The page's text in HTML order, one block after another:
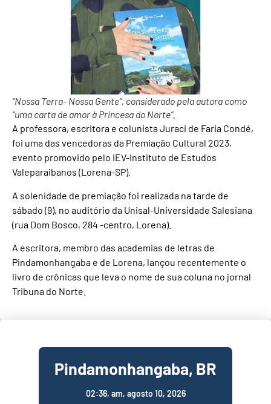
“Nossa Terra- Nossa Gente”, considerado pela autora como
“uma carta de amor à Princesa do Norte”.
A professora, escritora e colunista Juraci de Faria Condé,
foi uma das vencedoras da Premiação Cultural 2023,
evento promovido pelo IEV-Instituto de Estudos
Valeparaibanos (Lorena-SP).
A solenidade de premiação foi realizada na tarde de
sábado (9), no auditório da Unisal-Universidade Salesiana
(rua Dom Bosco, 284 -centro, Lorena).
A escritora, membro das academias de letras de
Pindamonhangaba e de Lorena, lançou recentemente o
livro de crônicas que leva o nome de sua coluna no jornal
Tribuna do Norte.
Pindamonhangaba, BR
02:36, am, agosto 10, 2026